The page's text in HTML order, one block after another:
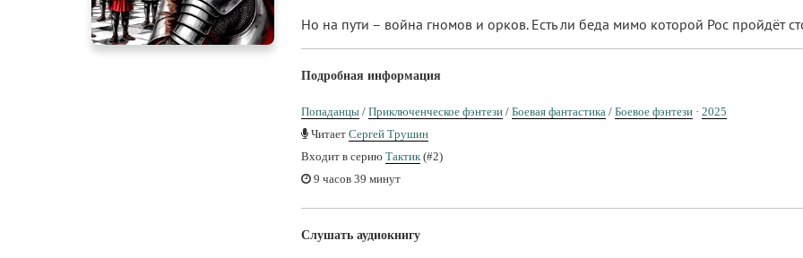
Но на пути – война гномов и орков. Есть ли беда мимо которой Рос пройдёт
Подробная информация
Попаданцы / Приключенческое фэнтези / Боевая фантастика / Боевое фэнтези · 2025
Читает Сергей Трушин
Входит в серию Тактик(#2)
9 часов 39 минут
Слушать аудиокнигу